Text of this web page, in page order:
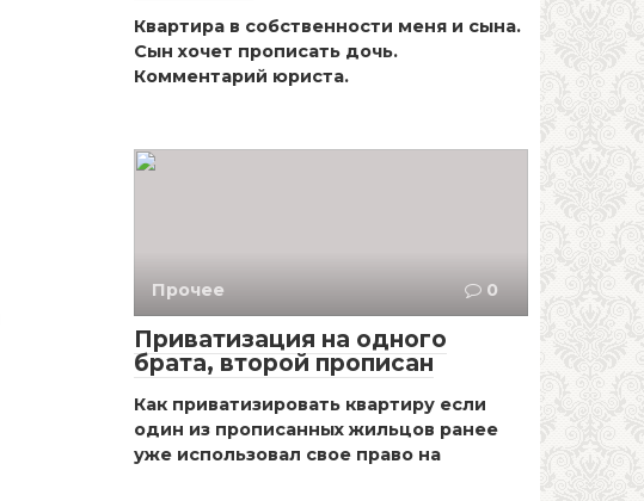
Квартира в собственности меня и сына.
Сын хочет прописать дочь.
Комментарий юриста.
Прочее 0
Приватизация на одного
брата, второй прописан
Как приватизировать квартиру если
один из прописанных жильцов ранее
уже использовал свое право на